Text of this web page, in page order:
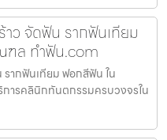
ว จัดฟัน รากฟันเทียม
ฑล ทำฟัน.com
ากฟันเทียม ฟอกสีฟัน ใน
ารคลินิกทันตกรรมครบวงจรใน